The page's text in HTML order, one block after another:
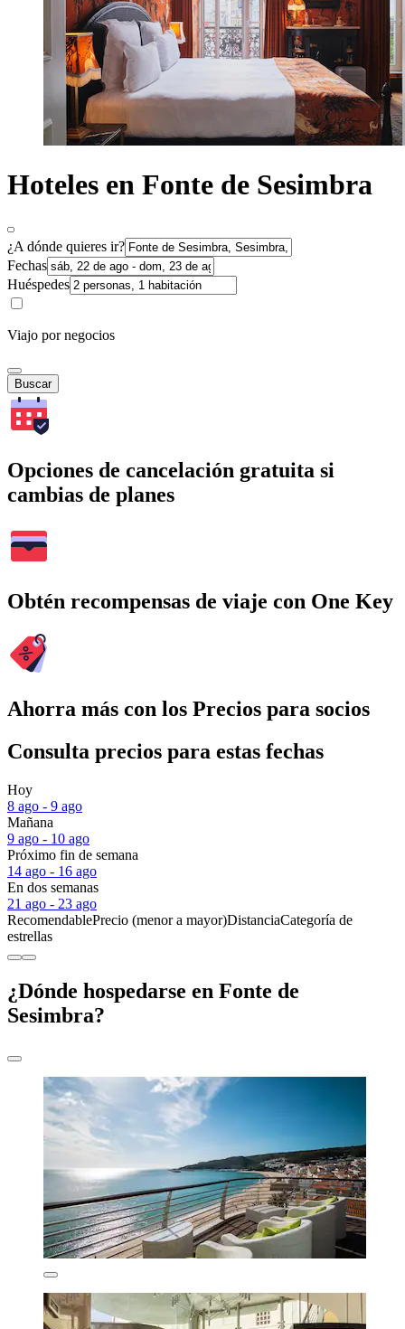
Hoteles en Fonte de Sesimbra
¿A dónde quieres ir?
Fechas
Huéspedes
Viajo por negocios
Buscar
Opciones de cancelación gratuita si
cambias de planes
Obtén recompensas de viaje con One Key
Ahorra más con los Precios para socios
Consulta precios para estas fechas
Hoy
8 ago - 9 ago
Mañana
9 ago - 10 ago
Próximo fin de semana
14 ago - 16 ago
En dos semanas
21 ago - 23 ago
RecomendablePrecio (menor a mayor)DistanciaCategoría de
estrellas
¿Dónde hospedarse en Fonte de
Sesimbra?